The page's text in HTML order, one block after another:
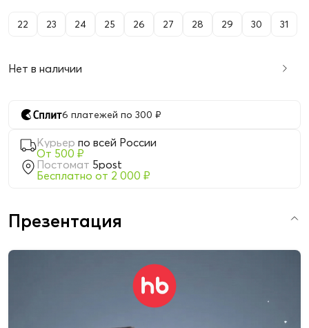
22 23 24 25 26 27 28 29 30 31
Нет в наличии
6 платежей по 300 ₽
Курьер по всей России
От 500 ₽
Постомат 5post
Бесплатно от 2 000 ₽
Презентация